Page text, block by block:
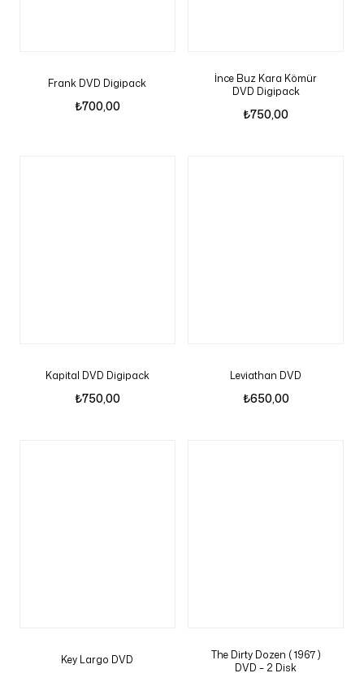
Frank DVD Digipack
₺700,00
İnce Buz Kara Kömür
DVD Digipack
₺750,00
Kapital DVD Digipack
₺750,00
Leviathan DVD
₺650,00
Key Largo DVD
The Dirty Dozen ( 1967 )
DVD – 2 Disk